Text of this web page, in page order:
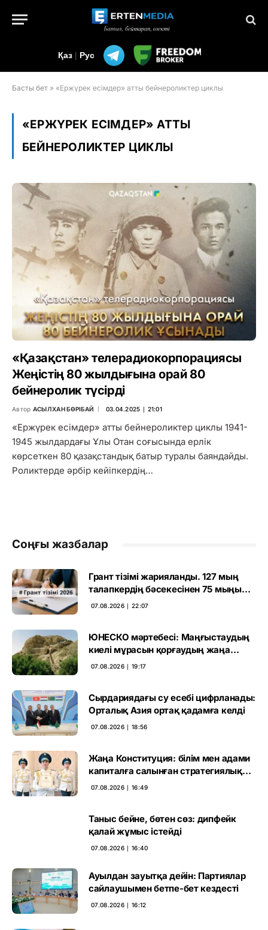
Қаз | Рус
Басты бет » «Ержүрек есімдер» атты бейнероликтер циклы
«ЕРЖҮРЕК ЕСІМДЕР» АТТЫ
БЕЙНЕРОЛИКТЕР ЦИКЛЫ
«Қазақстан» телерадиокорпорациясы
Жеңістің 80 жылдығына орай 80
бейнеролик түсірді
Автор АСЫЛХАН БӨРІБАЙ 03.04.2025 ∣ 21:01
«Ержүрек есімдер» атты бейнероликтер циклы 1941-
1945 жылдардағы Ұлы Отан соғысында ерлік
көрсеткен 80 қазақстандық батыр туралы баяндайды.
Роликтерде әрбір кейіпкердің…
Соңғы жазбалар
Грант тізімі жарияланды. 127 мың
талапкердің бәсекесінен 75 мыңы
өтті
07.08.2026 ∣ 22:07
ЮНЕСКО мәртебесі: Маңғыстаудың
киелі мұрасын қорғаудың жаңа
кезеңі басталды
07.08.2026 ∣ 19:17
Сырдариядағы су есебі цифрланады:
Орталық Азия ортақ қадамға келді
07.08.2026 ∣ 18:56
Жаңа Конституция: білім мен адами
капиталға салынған стратегиялық
негіз
07.08.2026 ∣ 16:49
Таныс бейне, бөтен сөз: дипфейк
қалай жұмыс істейді
07.08.2026 ∣ 16:40
Ауылдан зауытқа дейін: Партиялар
сайлаушымен бетпе-бет кездесті
07.08.2026 ∣ 16:12